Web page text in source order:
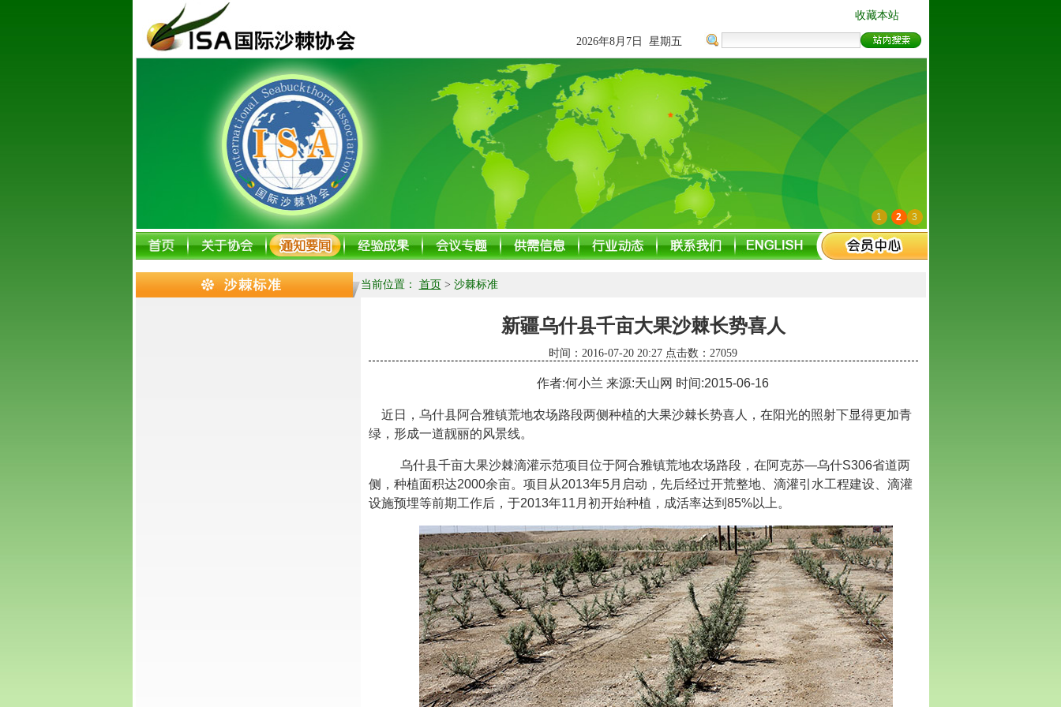
2026年8月7日 星期五
收藏本站
1 2 3
当前位置： 首页 > 沙棘标准
新疆乌什县千亩大果沙棘长势喜人
时间： 2016-07-20 20:27 点击数： 27059
作者:何小兰 来源:天山网 时间:2015-06-16
近日，乌什县阿合雅镇荒地农场路段两侧种植的大果沙棘长势喜人，在阳光的照射下显得更加青
绿，形成一道靓丽的风景线。
乌什县千亩大果沙棘滴灌示范项目位于阿合雅镇荒地农场路段，在阿克苏—乌什S306省道两
侧，种植面积达2000余亩。项目从2013年5月启动，先后经过开荒整地、滴灌引水工程建设、滴灌
设施预埋等前期工作后，于2013年11月初开始种植，成活率达到85%以上。